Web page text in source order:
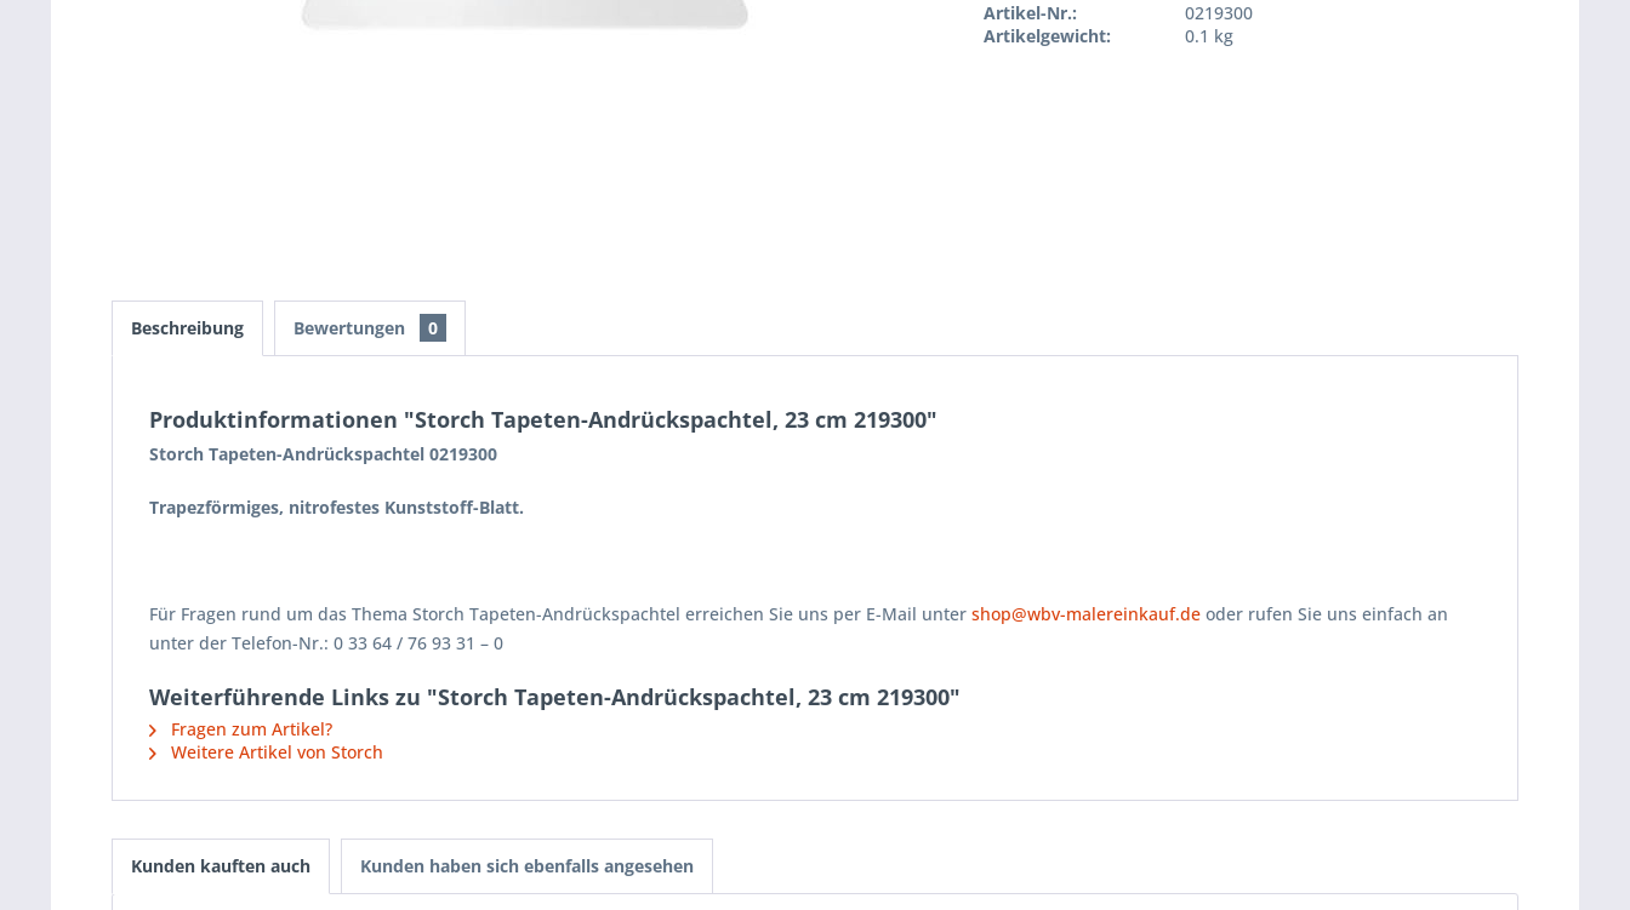
Artikel-Nr.:
0219300
Artikelgewicht:
0.1 kg
Beschreibung Bewertungen 0
Produktinformationen "Storch Tapeten-Andrückspachtel, 23 cm 219300"
Storch Tapeten-Andrückspachtel 0219300
Trapezförmiges, nitrofestes Kunststoff-Blatt.
Für Fragen rund um das Thema Storch Tapeten-Andrückspachtel erreichen Sie uns per E-Mail unter shop@wbv-malereinkauf.de oder rufen Sie uns einfach an
unter der Telefon-Nr.: 0 33 64 / 76 93 31 – 0
Weiterführende Links zu "Storch Tapeten-Andrückspachtel, 23 cm 219300"
Fragen zum Artikel?
Weitere Artikel von Storch
Kunden kauften auch Kunden haben sich ebenfalls angesehen